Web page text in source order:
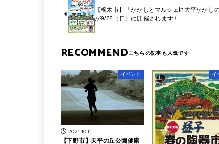
【栃木市】「かかしとマルシェin大平かかし
が9/22（日）に開催されます！
RECOMMEND
イベント
2021.10.11
【下野市】天平の丘公園健康
イ